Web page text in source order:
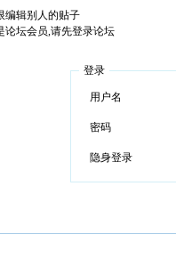
编辑别人的贴子
论坛会员,请先登录论坛
登录
用户名
密码
隐身登录